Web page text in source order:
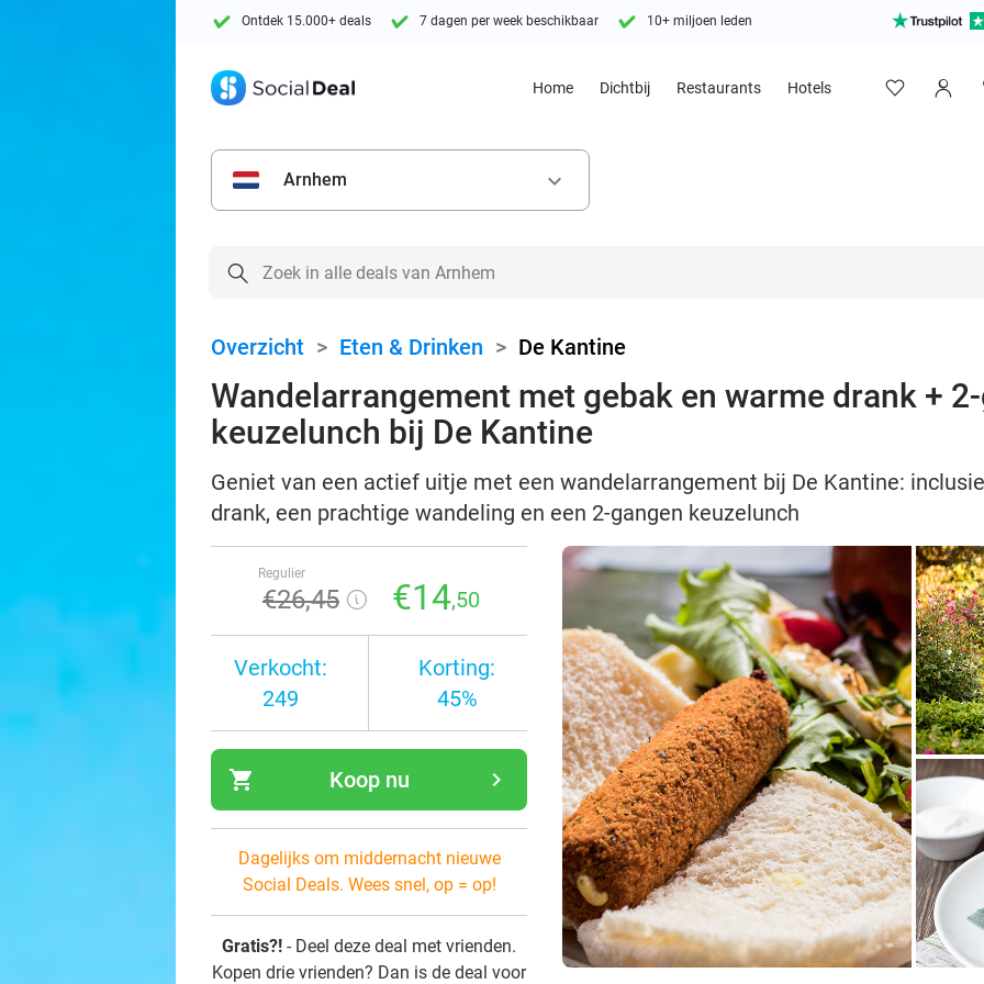
Ontdek 15.000+ deals 7 dagen per week beschikbaar 10+ miljoen leden
Home Dichtbij Restaurants Hotels
Arnhem keyboard_arrow_down
Overzicht > Eten & Drinken > De Kantine
Wandelarrangement met gebak en warme drank +
keuzelunch bij De Kantine
Geniet van een actief uitje met een wandelarrangement bij De Kantine:
drank, een prachtige wandeling en een 2-gangen keuzelunch
Regulier
€26,45 €14,50
Verkocht:
249
Korting:
45%
shopping_cart navigate_next
Koop nu
Dagelijks om middernacht nieuwe
Social Deals. Wees snel, op = op!
Gratis?! - Deel deze deal met vrienden.
Kopen drie vrienden? Dan is de deal voor